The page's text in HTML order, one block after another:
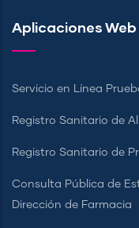
Aplicaciones Web
Servicio en Línea
Registro Sanitario de
Registro Sanitario de
Consulta Pública de
Dirección de Farmacia